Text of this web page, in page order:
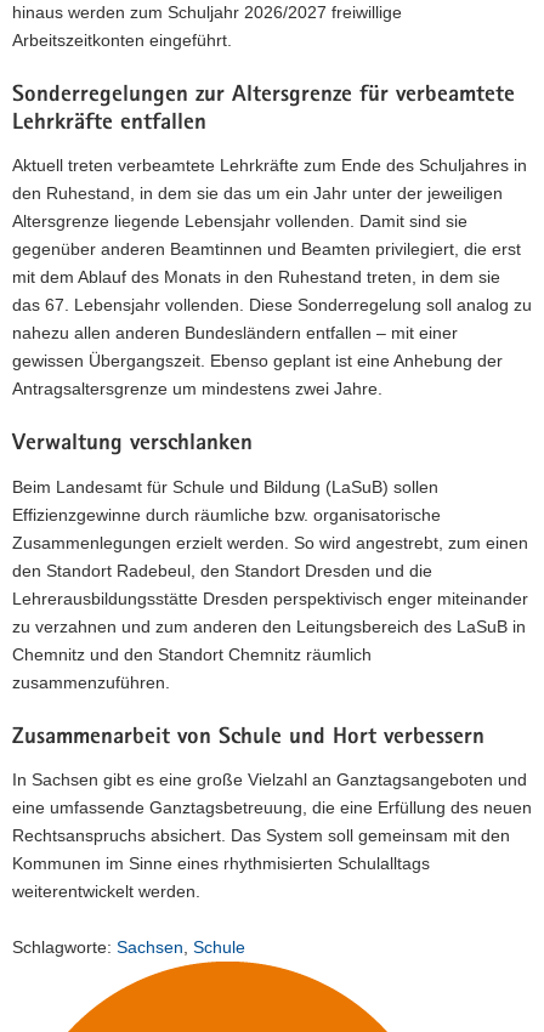
hinaus werden zum Schuljahr 2026/2027 freiwillige
Arbeitszeitkonten eingeführt.
Sonderregelungen zur Altersgrenze für verbeamtete
Lehrkräfte entfallen
Aktuell treten verbeamtete Lehrkräfte zum Ende des Schuljahres in
den Ruhestand, in dem sie das um ein Jahr unter der jeweiligen
Altersgrenze liegende Lebensjahr vollenden. Damit sind sie
gegenüber anderen Beamtinnen und Beamten privilegiert, die erst
mit dem Ablauf des Monats in den Ruhestand treten, in dem sie
das 67. Lebensjahr vollenden. Diese Sonderregelung soll analog zu
nahezu allen anderen Bundesländern entfallen – mit einer
gewissen Übergangszeit. Ebenso geplant ist eine Anhebung der
Antragsaltersgrenze um mindestens zwei Jahre.
Verwaltung verschlanken
Beim Landesamt für Schule und Bildung (LaSuB) sollen
Effizienzgewinne durch räumliche bzw. organisatorische
Zusammenlegungen erzielt werden. So wird angestrebt, zum einen
den Standort Radebeul, den Standort Dresden und die
Lehrerausbildungsstätte Dresden perspektivisch enger miteinander
zu verzahnen und zum anderen den Leitungsbereich des LaSuB in
Chemnitz und den Standort Chemnitz räumlich
zusammenzuführen.
Zusammenarbeit von Schule und Hort verbessern
In Sachsen gibt es eine große Vielzahl an Ganztagsangeboten und
eine umfassende Ganztagsbetreuung, die eine Erfüllung des neuen
Rechtsanspruchs absichert. Das System soll gemeinsam mit den
Kommunen im Sinne eines rhythmisierten Schulalltags
weiterentwickelt werden.
Schlagworte: Sachsen Schule